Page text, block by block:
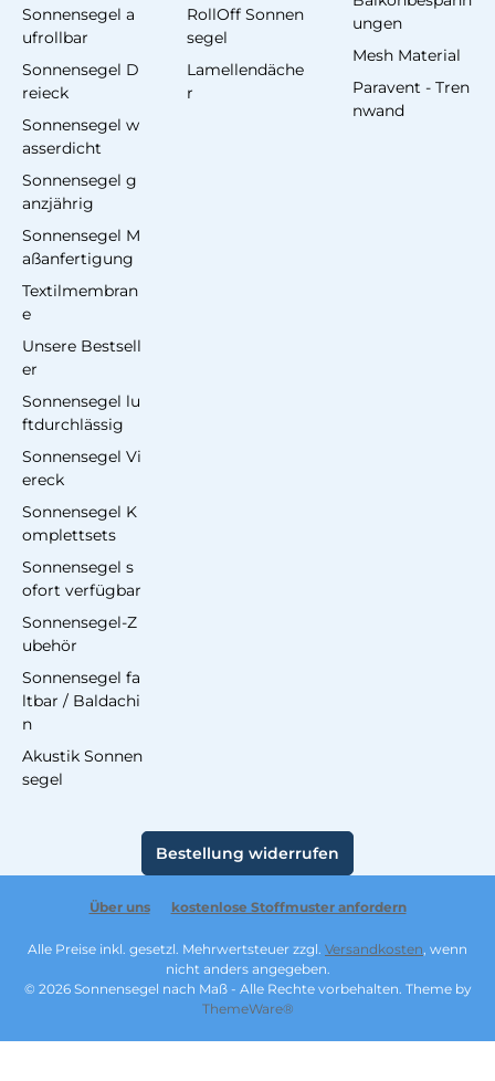
Sonnensegel a
ufrollbar
Sonnensegel D
reieck
Sonnensegel w
asserdicht
Sonnensegel g
anzjährig
Sonnensegel M
aßanfertigung
Textilmembran
e
Unsere Bestsell
er
Sonnensegel lu
ftdurchlässig
Sonnensegel Vi
ereck
Sonnensegel K
omplettsets
Sonnensegel s
ofort verfügbar
Sonnensegel-Z
ubehör
Sonnensegel fa
ltbar / Baldachi
n
Akustik Sonnen
segel
RollOff Sonnen
segel
Lamellendäche
r
ungen
Mesh Material
Paravent - Tren
nwand
Bestellung widerrufen
Über uns kostenlose Stoffmuster anfordern
Alle Preise inkl. gesetzl. Mehrwertsteuer zzgl. Versandkosten, wenn
nicht anders angegeben.
© 2026 Sonnensegel nach Maß - Alle Rechte vorbehalten. Theme by
ThemeWare®